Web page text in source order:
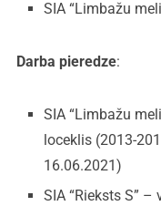
SIA “Limbažu
Darba pieredze:
SIA “Limbažu
loceklis (2013-
16.06.2021)
SIA “Rieksts S”